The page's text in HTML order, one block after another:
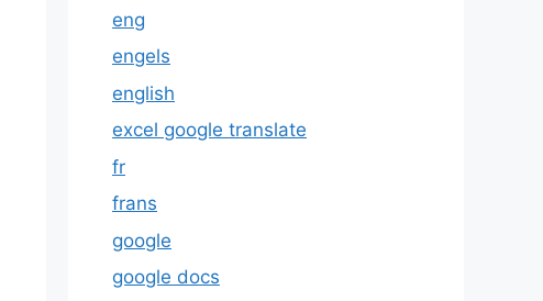
eng
engels
english
excel google translate
fr
frans
google
google docs